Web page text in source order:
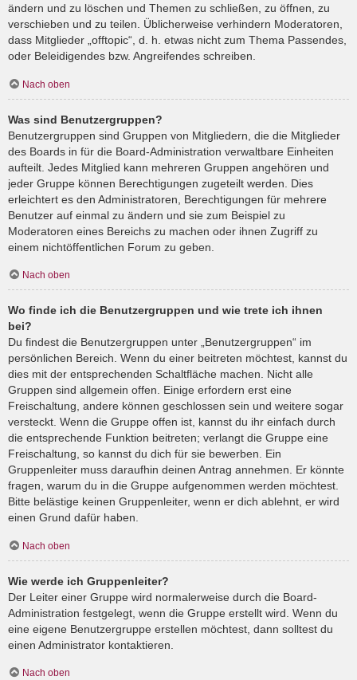
ändern und zu löschen und Themen zu schließen, zu öffnen, zu
verschieben und zu teilen. Üblicherweise verhindern Moderatoren,
dass Mitglieder „offtopic“, d. h. etwas nicht zum Thema Passendes,
oder Beleidigendes bzw. Angreifendes schreiben.
Nach oben
Was sind Benutzergruppen?
Benutzergruppen sind Gruppen von Mitgliedern, die die Mitglieder
des Boards in für die Board-Administration verwaltbare Einheiten
aufteilt. Jedes Mitglied kann mehreren Gruppen angehören und
jeder Gruppe können Berechtigungen zugeteilt werden. Dies
erleichtert es den Administratoren, Berechtigungen für mehrere
Benutzer auf einmal zu ändern und sie zum Beispiel zu
Moderatoren eines Bereichs zu machen oder ihnen Zugriff zu
einem nichtöffentlichen Forum zu geben.
Nach oben
Wo finde ich die Benutzergruppen und wie trete ich ihnen
bei?
Du findest die Benutzergruppen unter „Benutzergruppen“ im
persönlichen Bereich. Wenn du einer beitreten möchtest, kannst du
dies mit der entsprechenden Schaltfläche machen. Nicht alle
Gruppen sind allgemein offen. Einige erfordern erst eine
Freischaltung, andere können geschlossen sein und weitere sogar
versteckt. Wenn die Gruppe offen ist, kannst du ihr einfach durch
die entsprechende Funktion beitreten; verlangt die Gruppe eine
Freischaltung, so kannst du dich für sie bewerben. Ein
Gruppenleiter muss daraufhin deinen Antrag annehmen. Er könnte
fragen, warum du in die Gruppe aufgenommen werden möchtest.
Bitte belästige keinen Gruppenleiter, wenn er dich ablehnt, er wird
einen Grund dafür haben.
Nach oben
Wie werde ich Gruppenleiter?
Der Leiter einer Gruppe wird normalerweise durch die Board-
Administration festgelegt, wenn die Gruppe erstellt wird. Wenn du
eine eigene Benutzergruppe erstellen möchtest, dann solltest du
einen Administrator kontaktieren.
Nach oben